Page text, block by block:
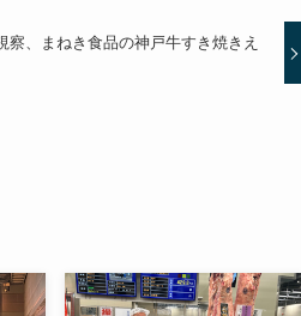
察、まねき食品の神戸牛すき焼きえ